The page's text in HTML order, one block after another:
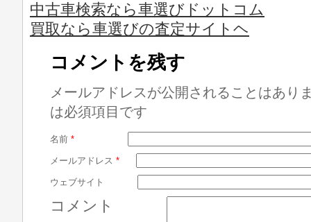
中古車検索なら車選びドットコム
買取なら車選びの査定サイトヘ
コメントを残す
メールアドレスが公開されることはあり
は必須項目です
名前 *
メールアドレス *
ウェブサイト
コメント